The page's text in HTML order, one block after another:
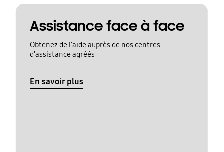
Assistance face à face
Obtenez de l'aide auprès de nos centres
d'assistance agréés
En savoir plus